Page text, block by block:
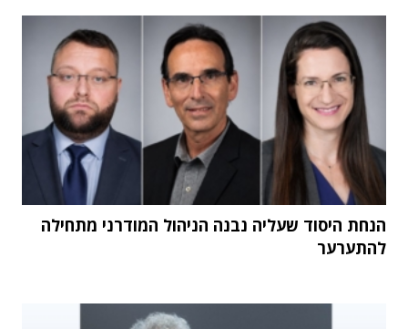
הנחת היסוד שעליה נבנה הניהול המודרני מתחילה
להתערער